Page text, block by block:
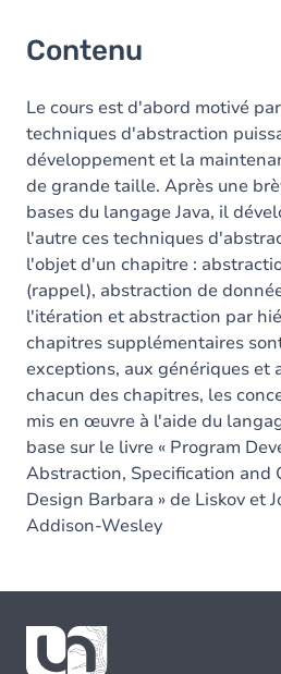
Contenu
Le cours est d'abord motivé
techniques d'abstraction
développement et la
de grande taille. Après une
bases du langage Java, il
l'autre ces techniques
l'objet d'un chapitre :
(rappel), abstraction de
l'itération et abstraction par
chapitres supplémentaires
exceptions, aux génériques et
chacun des chapitres, les
mis en œuvre à l'aide du
base sur le livre « Program
Abstraction, Specification and
Design Barbara » de Liskov et
Addison-Wesley